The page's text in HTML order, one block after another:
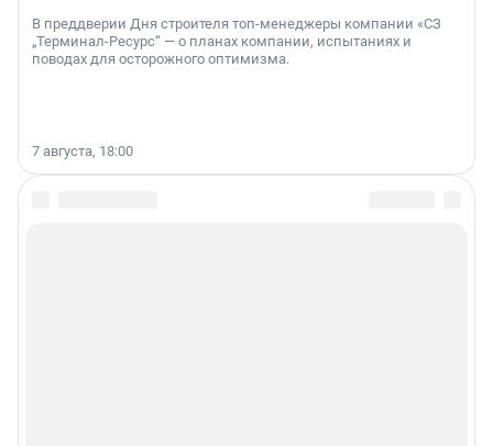
В преддверии Дня строителя топ-менеджеры компании «СЗ
„Терминал-Ресурс“ — о планах компании, испытаниях и
поводах для осторожного оптимизма.
7 августа, 18:00